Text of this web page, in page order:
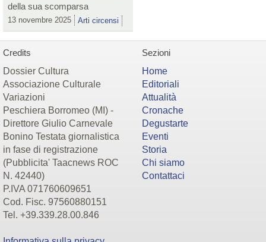
della sua scomparsa
13 novembre 2025 Arti circensi
Credits
Dossier Cultura
Associazione Culturale
Variazioni
Peschiera Borromeo (MI) -
Direttore Giulio Carnevale
Bonino Testata giornalistica
in fase di registrazione
(Pubblicita' Taacnews ROC
N. 42440)
P.IVA 071760609651
Cod. Fisc. 97560880151
Tel. +39.339.28.00.846
Sezioni
Home
Editoriali
Attualità
Cronache
Degustarte
Eventi
Storia
Chi siamo
Contattaci